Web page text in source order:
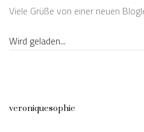
Viele Grüße von einer neuen
Wird geladen...
veroniquesophie